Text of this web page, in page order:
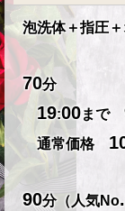
泡洗体＋指圧
70分
19:00まで
通常価格
90分（人気No